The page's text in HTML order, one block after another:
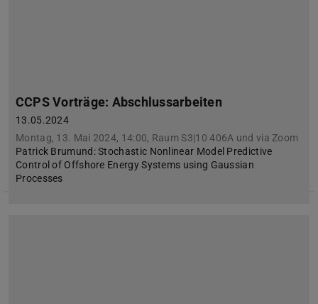
CCPS Vorträge: Abschlussarbeiten
13.05.2024
Montag, 13. Mai 2024, 14:00, Raum S3|10 406A und via Zoom
Patrick Brumund: Stochastic Nonlinear Model Predictive
Control of Offshore Energy Systems using Gaussian
Processes